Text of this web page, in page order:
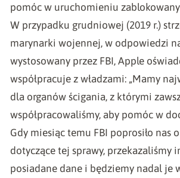
pomóc w uruchomieniu
W przypadku grudniowej (2019 r.)
marynarki wojennej, w odpowiedzi
wystosowany przez FBI, Apple
współpracuje z władzami: „Mamy
dla organów ścigania, z którymi
współpracowaliśmy, aby pomóc w
Gdy miesiąc temu FBI poprosiło nas
dotyczące tej sprawy, przekazaliśmy
posiadane dane i będziemy nadal je